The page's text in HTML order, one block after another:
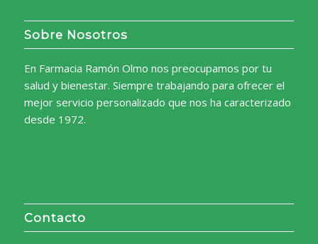
Sobre Nosotros
En Farmacia Ramón Olmo nos preocupamos por tu
salud y bienestar. Siempre trabajando para ofrecer el
mejor servicio personalizado que nos ha caracterizado
desde 1972.
Contacto